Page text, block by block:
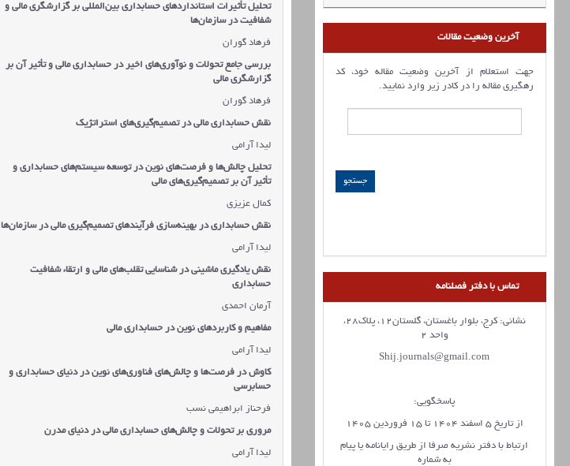
آخرین وضعیت مقالات
جهت استعلام از آخرین وضعیت مقاله خود، کد
رهگیری مقاله را در کادر زیر وارد نمایید.
تماس با دفتر فصلنامه
نشانی: کرج، بلوار باغستان، گلستان12، پلاک28،
واحد 2
Shij.journals@gmail.com
پاسخگویی:
از تاریخ 5 اسفند 1404 تا 15 فروردین 1405
ارتباط با دفتر نشریه صرفا از طریق رایانامه یا پیام
به شماره
تحلیل تأثیرات استانداردهای حسابداری بین‌المللی بر گزارشگری مالی و
شفافیت در سازمان‌ها
فرهاد گوران
بررسی جامع تحولات و نوآوری‌های اخیر در حسابداری مالی و تأثیر آن بر
گزارشگری مالی
فرهاد گوران
نقش حسابداری مالی در تصمیم‌گیری‌های استراتژیک
لیدا آرامی
تحلیل چالش‌ها و فرصت‌های نوین در توسعه سیستم‌های حسابداری و
تأثیر آن بر تصمیم‌گیری‌های مالی
کمال عزیزی
نقش حسابداری در بهینه‌سازی فرآیندهای تصمیم‌گیری مالی در سازمان‌ها
لیدا آرامی
نقش یادگیری ماشینی در شناسایی تقلب‌های مالی و ارتقاء شفافیت
حسابداری
آرمان احمدی
مفاهیم و کاربردهای نوین در حسابداری مالی
لیدا آرامی
کاوش در فرصت‌ها و چالش‌های فناوری‌های نوین در دنیای حسابداری و
حسابرسی
فرحناز ابراهیمی نسب
مروری بر تحولات و چالش‌های حسابداری مالی در دنیای مدرن
لیدا آرامی